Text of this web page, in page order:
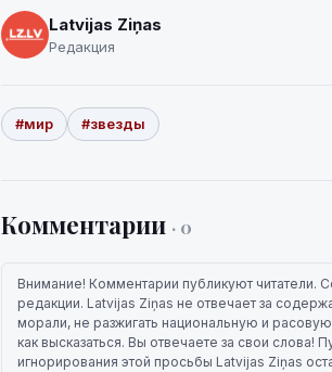
Latvijas Ziņas
Редакция
#мир #звезды
Комментарии · 0
Внимание! Комментарии публикуют читатели.
редакции. Latvijas Ziņas не отвечает за
морали, не разжигать национальную и
как высказаться. Вы отвечаете за свои
игнорирования этой просьбы Latvijas Ziņas